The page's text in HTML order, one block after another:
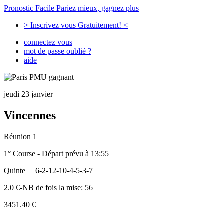
Pronostic Facile Pariez mieux, gagnez plus
> Inscrivez vous Gratuitement! <
connectez vous
mot de passe oublié ?
aide
jeudi 23 janvier
Vincennes
Réunion 1
1° Course - Départ prévu à 13:55
Quinte
6-2-12-10-4-5-3-7
2.0 €-NB de fois la mise: 56
3451.40 €